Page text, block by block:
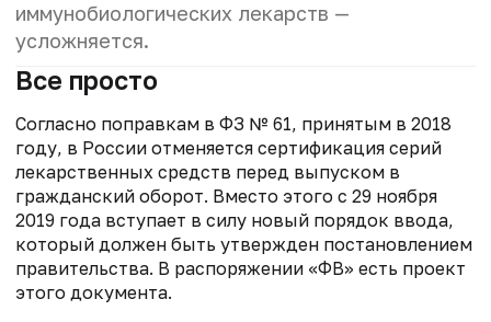
иммунобиологических лекарств —
усложняется.
Все просто
Согласно поправкам в ФЗ № 61, принятым в 2018
году, в России отменяется сертификация серий
лекарственных средств перед выпуском в
гражданский оборот. Вместо этого с 29 ноября
2019 года вступает в силу новый порядок ввода,
который должен быть утвержден постановлением
правительства. В распоряжении «ФВ» есть проект
этого документа.